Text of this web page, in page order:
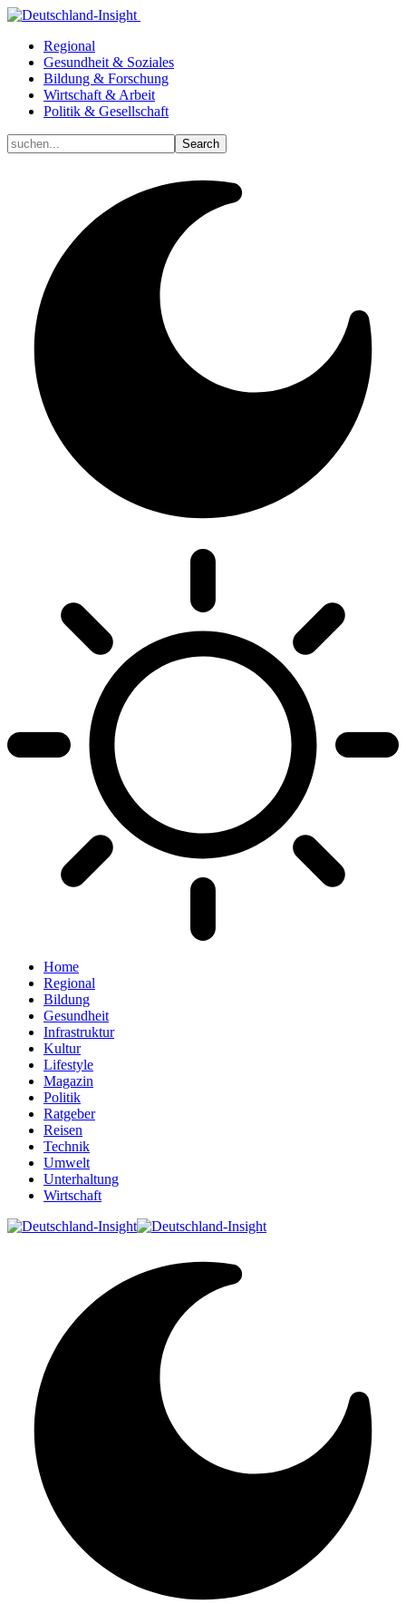
Regional
Gesundheit & Soziales
Bildung & Forschung
Wirtschaft & Arbeit
Politik & Gesellschaft
Home
Regional
Bildung
Gesundheit
Infrastruktur
Kultur
Lifestyle
Magazin
Politik
Ratgeber
Reisen
Technik
Umwelt
Unterhaltung
Wirtschaft